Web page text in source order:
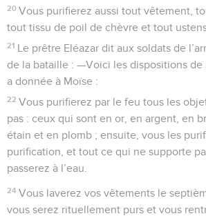
20 Vous purifierez aussi tout vêtement,
tout tissu de poil de chèvre et tout
21 Le prêtre Eléazar dit aux soldats de
de la bataille : —Voici les dispositions de
a donnée à Moïse :
22 Vous purifierez par le feu tous les
pas : ceux qui sont en or, en argent, en
étain et en plomb ; ensuite, vous les
purification, et tout ce qui ne supporte
passerez à l’eau.
24 Vous laverez vos vêtements le
vous serez rituellement purs et vous